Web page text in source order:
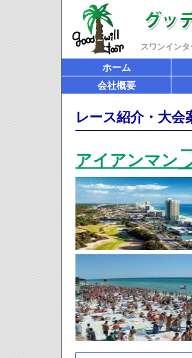
スワンイン
ホーム
会社概要
レース紹介・大会
アイアンマン